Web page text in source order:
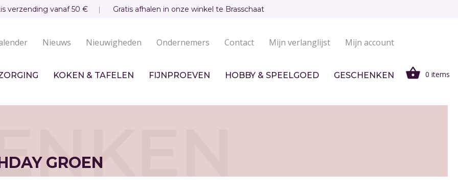
verzending vanaf 50 € Gratis afhalen in onze winkel te Brasschaat
Nieuws Nieuwigheden Ondernemers Contact Mijn verlanglijst Mijn account
KOKEN & TAFELEN FIJNPROEVEN HOBBY & SPEELGOED GESCHENKEN 0 items
GROEN